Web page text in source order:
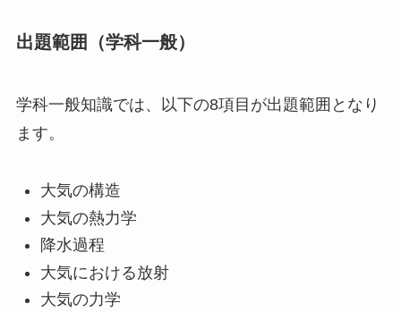
出題範囲（学科一般）
学科一般知識では、以下の8項目が出題範囲となり
ます。
大気の構造
大気の熱力学
降水過程
大気における放射
大気の力学